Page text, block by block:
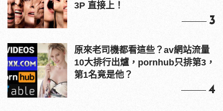
3P 直接上！
3
原來老司機都看這些？av網站流量
10大排行出爐，pornhub只排第3，
第1名竟是他？
4